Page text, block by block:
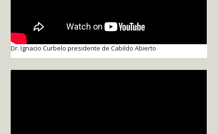
Dr. Ignacio Curbelo presidente de Cabildo Abierto